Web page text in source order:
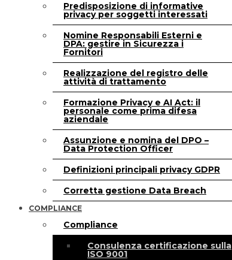
Predisposizione di informative
privacy per soggetti interessati
Nomine Responsabili Esterni e
DPA: gestire in Sicurezza i
Fornitori
Realizzazione del registro delle
attività di trattamento
Formazione Privacy e AI Act: il
personale come prima difesa
aziendale
Assunzione e nomina del DPO –
Data Protection Officer
Definizioni principali privacy GDPR
Corretta gestione Data Breach
COMPLIANCE
Compliance
Consulenza certificazione sulla
ISO 9001